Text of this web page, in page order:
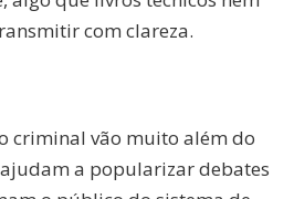
com clareza.
criminal vão muito além do
a popularizar debates